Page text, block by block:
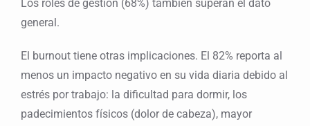
Los roles de gestión (68%) también superan el dato
general.
El burnout tiene otras implicaciones. El 82% reporta al
menos un impacto negativo en su vida diaria debido al
estrés por trabajo: la dificultad para dormir, los
padecimientos físicos (dolor de cabeza), mayor